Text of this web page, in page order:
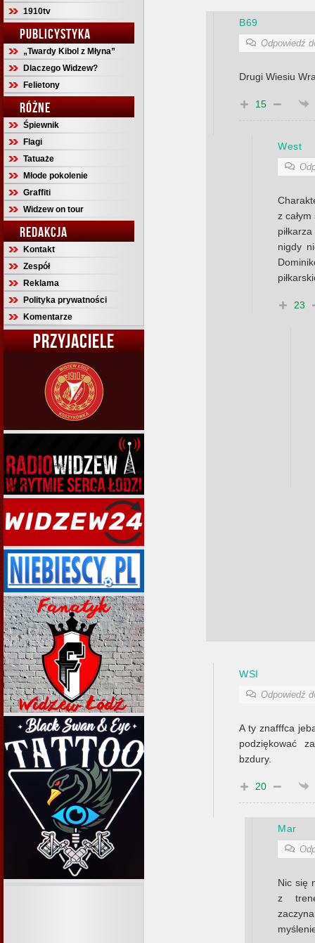
1910tv
PUBLICYSTYKA
„Twardy Kibol z Młyna”
Dlaczego Widzew?
Felietony
RÓŻNE
Śpiewnik
Flagi
Tatuaże
Młode pokolenie
Graffiti
Widzew on tour
REDAKCJA
Kontakt
Zespół
Reklama
Polityka prywatności
Komentarze
PRZYJACIELE
B69
Odpowiedź
Drugi Wiesiu
15
West
z
nigdy
23
WSI
Odpowiedź
A ty znafffca
podziękować
bzdury.
20
Mar
Nic się
z